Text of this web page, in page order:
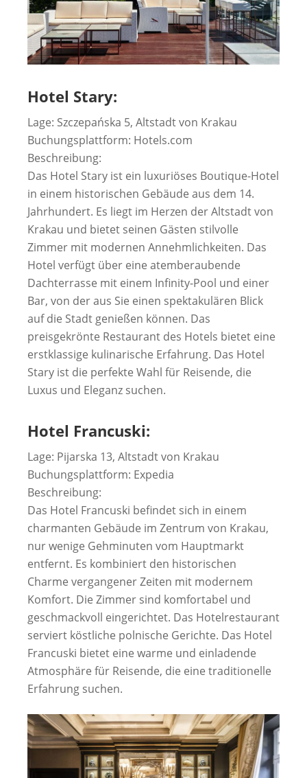
Hotel Stary:
Lage: Szczepańska 5, Altstadt von Krakau
Buchungsplattform: Hotels.com
Beschreibung:
Das Hotel Stary ist ein luxuriöses Boutique-Hotel
in einem historischen Gebäude aus dem 14.
Jahrhundert. Es liegt im Herzen der Altstadt von
Krakau und bietet seinen Gästen stilvolle
Zimmer mit modernen Annehmlichkeiten. Das
Hotel verfügt über eine atemberaubende
Dachterrasse mit einem Infinity-Pool und einer
Bar, von der aus Sie einen spektakulären Blick
auf die Stadt genießen können. Das
preisgekrönte Restaurant des Hotels bietet eine
erstklassige kulinarische Erfahrung. Das Hotel
Stary ist die perfekte Wahl für Reisende, die
Luxus und Eleganz suchen.
Hotel Francuski:
Lage: Pijarska 13, Altstadt von Krakau
Buchungsplattform: Expedia
Beschreibung:
Das Hotel Francuski befindet sich in einem
charmanten Gebäude im Zentrum von Krakau,
nur wenige Gehminuten vom Hauptmarkt
entfernt. Es kombiniert den historischen
Charme vergangener Zeiten mit modernem
Komfort. Die Zimmer sind komfortabel und
geschmackvoll eingerichtet. Das Hotelrestaurant
serviert köstliche polnische Gerichte. Das Hotel
Francuski bietet eine warme und einladende
Atmosphäre für Reisende, die eine traditionelle
Erfahrung suchen.